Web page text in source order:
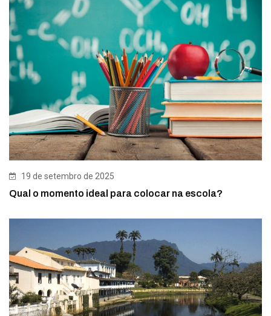
19 de setembro de 2025
Qual o momento ideal para colocar na escola?